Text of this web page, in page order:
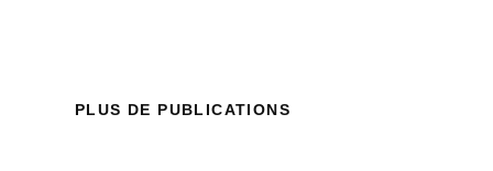
PLUS DE PUBLICATIONS